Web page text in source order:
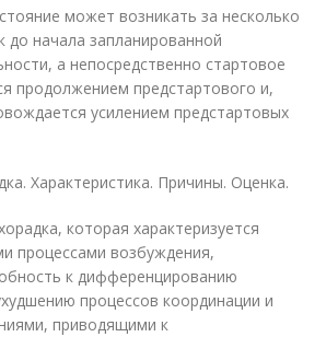
может возникать за несколько
до начала запланированной
а непосредственно стартовое
продолжением предстартового и,
усилением предстартовых
Характеристика. Причины. Оценка.
которая характеризуется
процессами возбуждения,
к дифференцированию
процессов координации и
приводящими к